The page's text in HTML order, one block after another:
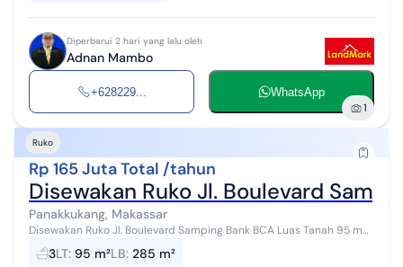
Diperbarui 2 hari yang lalu oleh
Adnan Mambo
+628229... WhatsApp
1
Ruko
Rp 165 Juta Total /tahun
Disewakan Ruko Jl. Boulevard
Panakkukang, Makassar
Disewakan Ruko Jl. Boulevard Samping Bank BCA Luas Tanah 95 m
Luas Bangunan 5 x 19 m 3 Lantai Kamar Tidur 2 Kamar Mandi 3
Listrik 5.500 Watt Air P...
3LT: 95 m²LB: 285 m²